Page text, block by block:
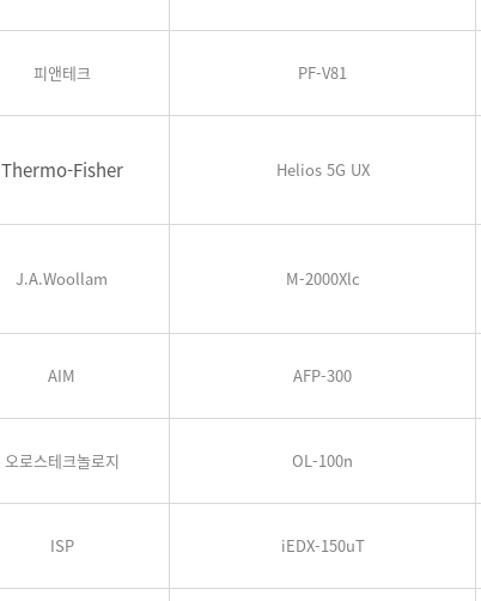
피앤테크 PF-V81
Thermo-Fisher Helios 5G UX
J.A.Woollam M-2000Xlc
AIM AFP-300
오로스테크놀로지 OL-100n
ISP iEDX-150uT